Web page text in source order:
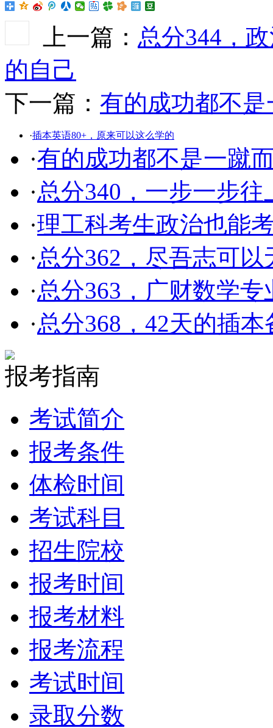
上一篇： 总分344，
的自己
下一篇： 有的成功都不
·插本英语80+，原来可以这么学的
·有的成功都不是一蹴
·总分340，一步一步往
·理工科考生政治也能
·总分362，尽吾志可以
·总分363，广财数学
·总分368，42天的插
报考指南
考试简介
报考条件
体检时间
考试科目
招生院校
报考时间
报考材料
报考流程
考试时间
录取分数